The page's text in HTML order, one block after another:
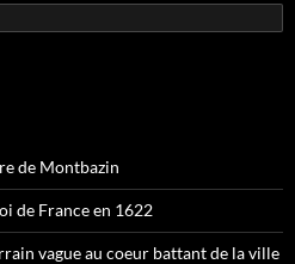
de Montbazin
de France en 1622
vague au coeur battant de la ville